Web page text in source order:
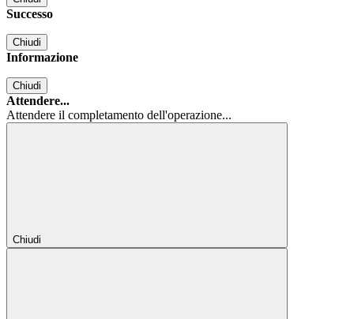
Successo
Chiudi
Informazione
Chiudi
Attendere...
Attendere il completamento dell'operazione...
Chiudi